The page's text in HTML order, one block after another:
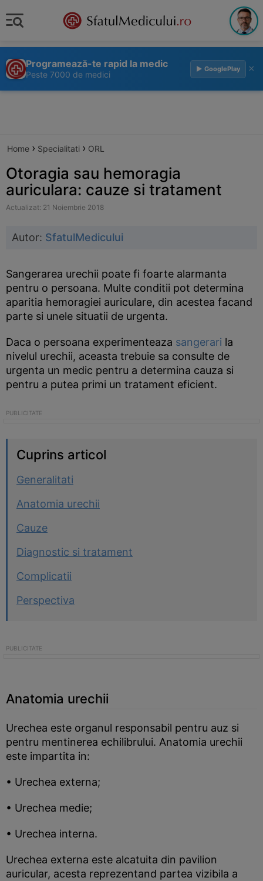
Programează-te rapid la medic
Peste 7000 de medici
▶ GooglePlay ×
Home › Specialitati › ORL
Otoragia sau hemoragia
auriculara: cauze si tratament
Actualizat: 21 Noiembrie 2018
Autor: SfatulMedicului
Sangerarea urechii poate fi foarte alarmanta
pentru o persoana. Multe conditii pot determina
aparitia hemoragiei auriculare, din acestea facand
parte si unele situatii de urgenta.
Daca o persoana experimenteaza sangerari la
nivelul urechii, aceasta trebuie sa consulte de
urgenta un medic pentru a determina cauza si
pentru a putea primi un tratament eficient.
Cuprins articol
Generalitati
Anatomia urechii
Cauze
Diagnostic si tratament
Complicatii
Perspectiva
Anatomia urechii
Urechea este organul responsabil pentru auz si
pentru mentinerea echilibrului. Anatomia urechii
este impartita in:
• Urechea externa;
• Urechea medie;
• Urechea interna.
Urechea externa este alcatuita din pavilion
auricular, acesta reprezentand partea vizibila a